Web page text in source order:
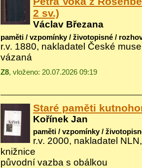
2 sv.)
Václav Březana
paměti / vzpomínky / životopisné /
r.v. 1880, nakladatel České
vázaná
Z8, vloženo: 20.07.2026 09:19
Staré paměti
Kořínek Jan
paměti / vzpomínky /
r.v. 2000, nakladatel
knižnice
původní vazba s obálkou